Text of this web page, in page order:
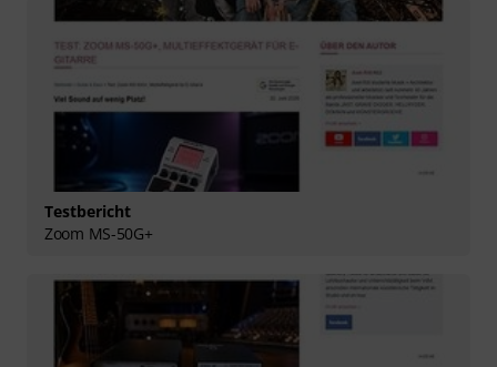
Testbericht
Zoom MS-50G+